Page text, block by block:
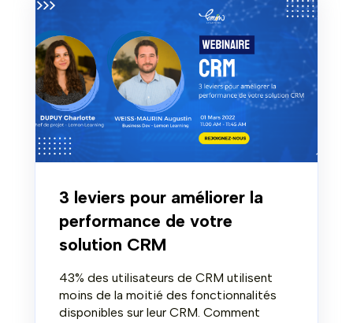
3 leviers pour améliorer la
performance de votre
solution CRM
43% des utilisateurs de CRM utilisent
moins de la moitié des fonctionnalités
disponibles sur leur CRM. Comment